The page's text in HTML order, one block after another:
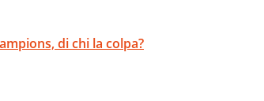
di chi la colpa?